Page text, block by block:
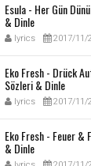
Esula - Her Gün
& Dinle
lyrics 2017/11/
Eko Fresh - Drück
Sözleri & Dinle
lyrics 2017/11/
Eko Fresh - Feuer &
& Dinle